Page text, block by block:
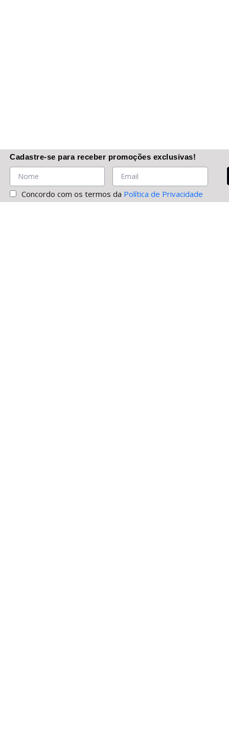
Cadastre-se para receber promoções exclusivas!
Concordo com os termos da Política de Privacidade